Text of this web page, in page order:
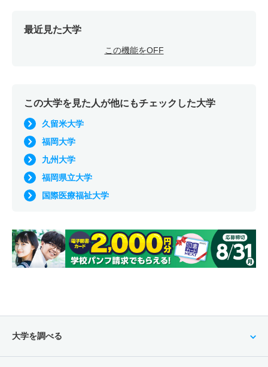
最近見た大学
この機能をOFF
この大学を見た人が他にもチェックした大学
久留米大学
福岡大学
九州大学
福岡県立大学
国際医療福祉大学
大学を調べる